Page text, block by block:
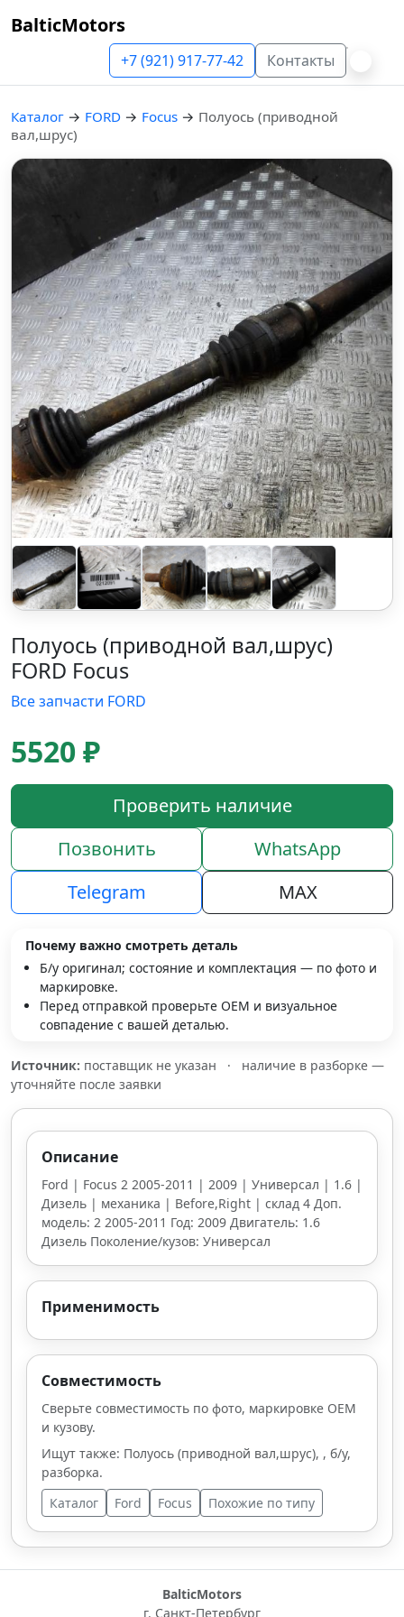
BalticMotors
+7 (921) 917-77-42 Контакты
Каталог → FORD → Focus → Полуось (приводной
вал,шрус)
Полуось (приводной вал,шрус)
FORD Focus
Все запчасти FORD
5520 ₽
Проверить наличие
Позвонить
WhatsApp
Telegram
MAX
Почему важно смотреть деталь
Б/у оригинал; состояние и комплектация — по фото и
маркировке.
Перед отправкой проверьте OEM и визуальное
совпадение с вашей деталью.
Источник: поставщик не указан ·
наличие в разборке —
уточняйте после заявки
Описание
Ford | Focus 2 2005-2011 | 2009 | Универсал | 1.6 |
Дизель | механика | Before,Right | склад 4 Доп.
модель: 2 2005-2011 Год: 2009 Двигатель: 1.6
Дизель Поколение/кузов: Универсал
Применимость
Совместимость
Сверьте совместимость по фото, маркировке OEM
и кузову.
Ищут также: Полуось (приводной вал,шрус), , б/у,
разборка.
Каталог
Ford Focus Похожие по типу
BalticMotors
г. Санкт-Петербург